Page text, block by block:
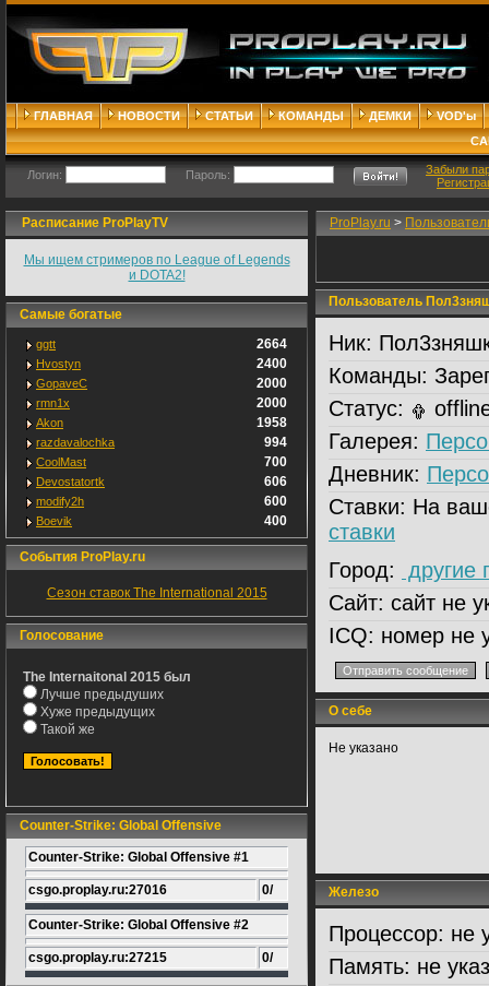
ГЛАВНАЯ НОВОСТИ СТАТЬИ КОМАНДЫ ДЕМКИ
VOD'ы
Логин: Пароль:
Забыли
Расписание ProPlayTV
Мы ищем стримеров по League of Legends
и DOTA2!
Самые богатые
ggtt 2664
Hvostyn 2400
GopaveC 2000
rmn1x 2000
Akon 1958
razdavalochka 994
CoolMast 700
Devostatortk 606
modify2h 600
Boevik 400
События ProPlay.ru
Сезон ставок The International 2015
Голосование
The Internaitonal 2015 был
Лучше предыдуших
Хуже предыдущих
Такой же
Counter-Strike: Global Offensive
Counter-Strike: Global Offensive #1
csgo.proplay.ru:27016 0/
Counter-Strike: Global Offensive #2
csgo.proplay.ru:27215 0/
ProPlay.ru >
Пользователь
Ник:
Команды:
Статус:
Галерея:
Дневник:
Ставки: На
ставки
Город:
другие
Сайт: сайт не
ICQ: номер не
О себе
Не указано
Железо
Процессор: не
Память: не